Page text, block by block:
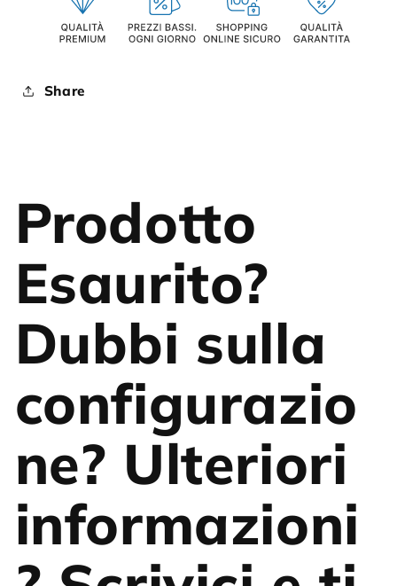
Share
Prodotto
Esaurito?
Dubbi sulla
configurazio
ne? Ulteriori
informazioni